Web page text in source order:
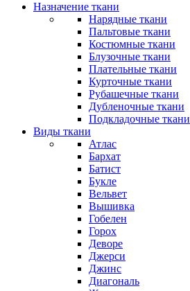
Назначение ткани
Нарядные ткани
Пальтовые ткани
Костюмные ткани
Блузочные ткани
Плательные ткани
Курточные ткани
Рубашечные ткани
Дубленочные ткани
Подкладочные ткани
Виды ткани
Атлас
Бархат
Батист
Букле
Вельвет
Вышивка
Гобелен
Горох
Деворе
Джерси
Джинс
Диагональ